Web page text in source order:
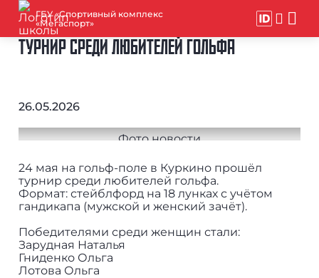
ГБУ «Спортивный комплекс
«Мегаспорт»
ТУРНИР СРЕДИ ЛЮБИТЕЛЕЙ ГОЛЬФА
26.05.2026
24 мая на гольф-поле в Куркино прошёл
турнир среди любителей гольфа.
Формат: стейблфорд на 18 лунках с учётом
гандикапа (мужской и женский зачёт).
Победителями среди женщин стали:
Зарудная Наталья
Гниденко Ольга
Лотова Ольга